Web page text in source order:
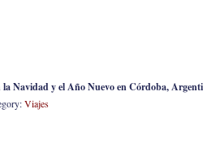
la Navidad y el Año Nuevo en Córdoba,
Viajes